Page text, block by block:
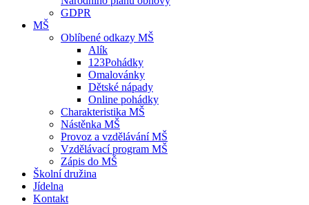
GDPR
MŠ
Oblíbené odkazy MŠ
Alík
123Pohádky
Omalovánky
Dětské nápady
Online pohádky
Charakteristika MŠ
Nástěnka MŠ
Provoz a vzdělávání MŠ
Vzdělávací program MŠ
Zápis do MŠ
Školní družina
Jídelna
Kontakt